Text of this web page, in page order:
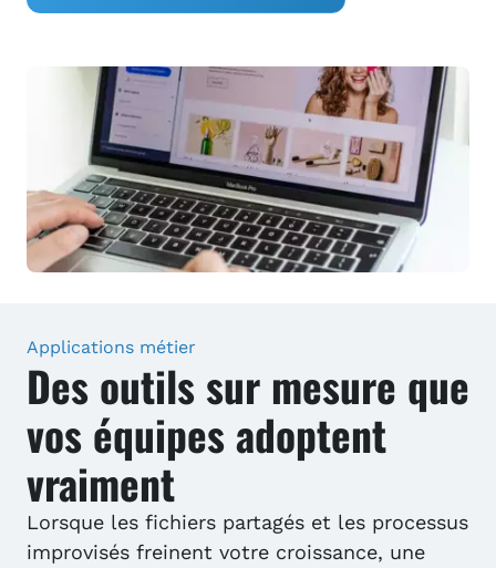
Applications métier
Des outils sur mesure que
vos équipes adoptent
vraiment
Lorsque les fichiers partagés et les processus
improvisés freinent votre croissance, une